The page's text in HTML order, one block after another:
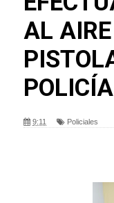
AL
9:11 Policiales